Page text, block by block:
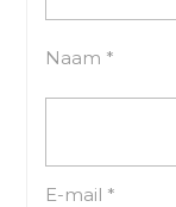
Naam *
E-mail *